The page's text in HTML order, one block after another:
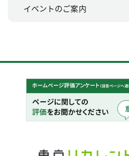
イベントのご案内